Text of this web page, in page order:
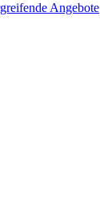
Angebote